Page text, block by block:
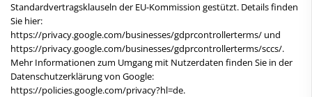
Standardvertragsklauseln der EU-Kommission gestützt. Details finden
Sie hier:
https://privacy.google.com/businesses/gdprcontrollerterms/ und
https://privacy.google.com/businesses/gdprcontrollerterms/sccs/.
Mehr Informationen zum Umgang mit Nutzerdaten finden Sie in der
Datenschutzerklärung von Google:
https://policies.google.com/privacy?hl=de.